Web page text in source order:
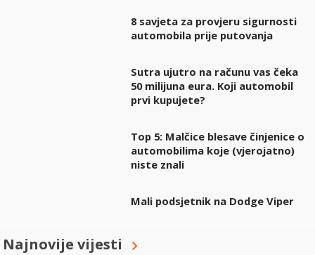
8 savjeta za provjeru sigurnosti
automobila prije putovanja
Sutra ujutro na računu vas čeka
50 milijuna eura. Koji automobil
prvi kupujete?
Top 5: Malčice blesave činjenice o
automobilima koje (vjerojatno)
niste znali
Mali podsjetnik na Dodge Viper
Najnovije vijesti